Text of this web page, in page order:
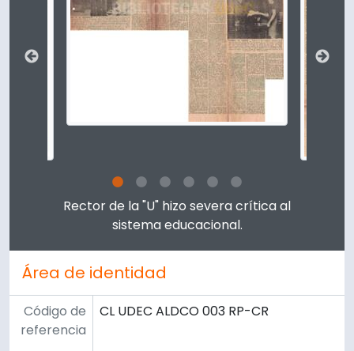
Clicking this description title link will open the
Rector de la "U" hizo severa crítica al
sistema educacional.
Área de identidad
Código de
referencia
CL UDEC ALDCO 003 RP-CR